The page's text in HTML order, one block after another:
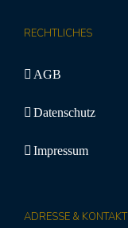
RECHTLICHES
AGB
Datenschutz
Impressum
ADRESSE & KONTAKT